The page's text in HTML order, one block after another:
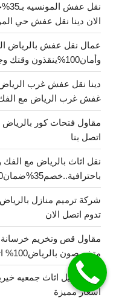
الان دينا نقل عفش حي
عمال نقل عفش بالرياض
وأمان100%ينقذون وقتك وجهدك
غفش غرب الرياض مع الفك
اتصل بنا
نقل اثاث بالرياض مع الفك
باحترافية..خصم35%ضمان100%لسلامة العفش
تدوم اتصل الان
متخصصون بالرياض100% اتصل بنا الان
اسعار مميزة